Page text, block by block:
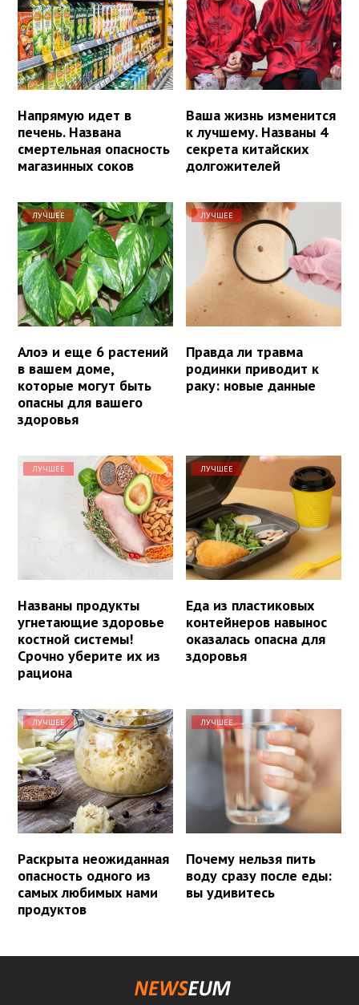
Напрямую идет в
печень. Названа
смертельная опасность
магазинных соков
Ваша жизнь изменится
к лучшему. Названы 4
секрета китайских
долгожителей
ЛУЧШЕЕ
Алоэ и еще 6 растений
в вашем доме,
которые могут быть
опасны для вашего
здоровья
ЛУЧШЕЕ
Правда ли травма
родинки приводит к
раку: новые данные
ЛУЧШЕЕ
Названы продукты
угнетающие здоровье
костной системы!
Срочно уберите их из
рациона
ЛУЧШЕЕ
Еда из пластиковых
контейнеров навынос
оказалась опасна для
здоровья
ЛУЧШЕЕ
Раскрыта неожиданная
опасность одного из
самых любимых нами
продуктов
ЛУЧШЕЕ
Почему нельзя пить
воду сразу после еды:
вы удивитесь